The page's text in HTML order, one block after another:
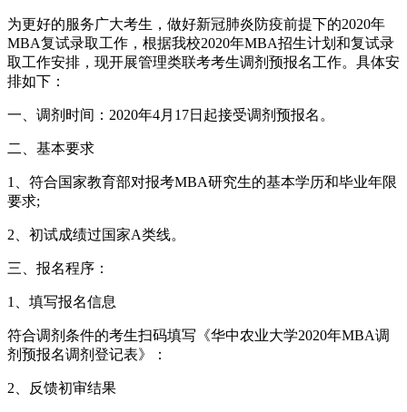
为更好的服务广大考生，做好新冠肺炎防疫前提下的2020年
MBA复试录取工作，根据我校2020年MBA招生计划和复试录
取工作安排，现开展管理类联考考生调剂预报名工作。具体安
排如下：
一、调剂时间：2020年4月17日起接受调剂预报名。
二、基本要求
1、符合国家教育部对报考MBA研究生的基本学历和毕业年限
要求;
2、初试成绩过国家A类线。
三、报名程序：
1、填写报名信息
符合调剂条件的考生扫码填写《华中农业大学2020年MBA调
剂预报名调剂登记表》：
2、反馈初审结果